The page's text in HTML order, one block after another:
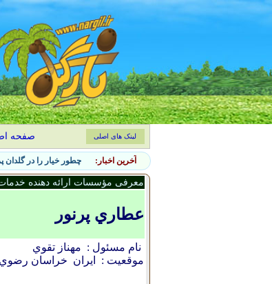
صفحه لینک های اصلی
آخرین اخبار: چطور خیار را در گلدان
معرفی مؤسسات ارائه دهنده
عطاري پرنور
نام مسئول : مهناز تقوي
موقعیت :
ایران خراسان رضوي